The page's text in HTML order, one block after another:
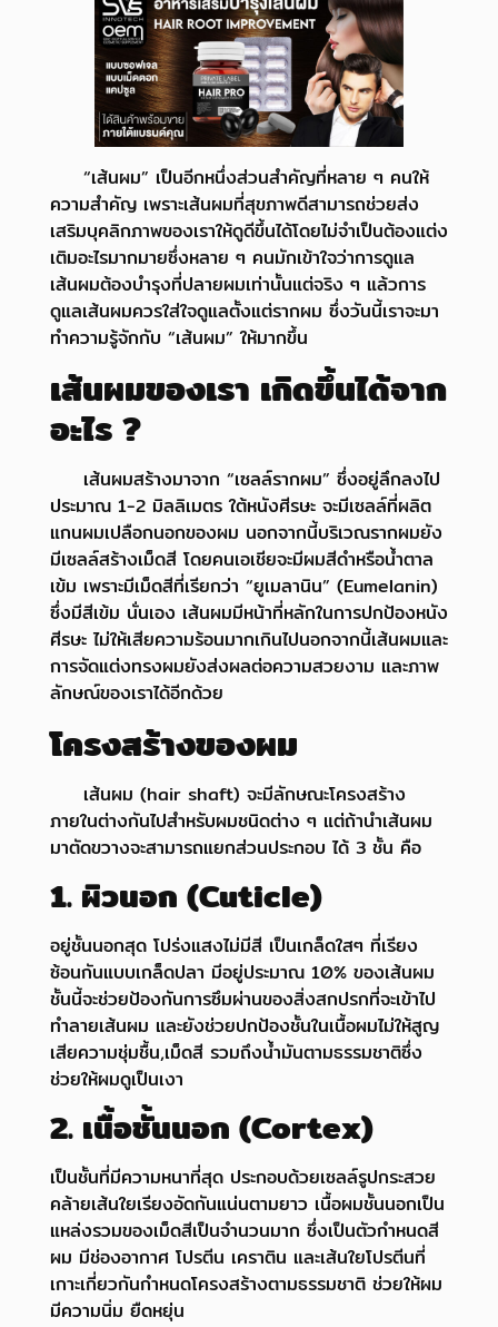
“เส้นผม” เป็นอีกหนึ่งส่วนสำคัญที่หลาย ๆ คนให้
ความสำคัญ เพราะเส้นผมที่สุขภาพดีสามารถช่วยส่ง
เสริมบุคลิกภาพของเราให้ดูดีขึ้นได้โดยไม่จำเป็นต้องแต่ง
เติมอะไรมากมายซึ่งหลาย ๆ คนมักเข้าใจว่าการดูแล
เส้นผมต้องบำรุงที่ปลายผมเท่านั้นแต่จริง ๆ แล้วการ
ดูแลเส้นผมควรใส่ใจดูแลตั้งแต่รากผม ซึ่งวันนี้เราจะมา
ทำความรู้จักกับ “เส้นผม” ให้มากขึ้น
เส้นผมของเรา เกิดขึ้นได้จาก
อะไร ?
เส้นผมสร้างมาจาก “เซลล์รากผม” ซึ่งอยู่ลึกลงไป
ประมาณ 1-2 มิลลิเมตร ใต้หนังศีรษะ จะมีเซลล์ที่ผลิต
แกนผมเปลือกนอกของผม นอกจากนี้บริเวณรากผมยัง
มีเซลล์สร้างเม็ดสี โดยคนเอเชียจะมีผมสีดำหรือน้ำตาล
เข้ม เพราะมีเม็ดสีที่เรียกว่า “ยูเมลานิน” (Eumelanin)
ซึ่งมีสีเข้ม นั่นเอง เส้นผมมีหน้าที่หลักในการปกป้องหนัง
ศีรษะ ไม่ให้เสียความร้อนมากเกินไปนอกจากนี้เส้นผมและ
การจัดแต่งทรงผมยังส่งผลต่อความสวยงาม และภาพ
ลักษณ์ของเราได้อีกด้วย
โครงสร้างของผม
เส้นผม (hair shaft) จะมีลักษณะโครงสร้าง
ภายในต่างกันไปสำหรับผมชนิดต่าง ๆ แต่ถ้านำเส้นผม
มาตัดขวางจะสามารถแยกส่วนประกอบ ได้ 3 ชั้น คือ
1. ผิวนอก (Cuticle)
อยู่ชั้นนอกสุด โปร่งแสงไม่มีสี เป็นเกล็ดใสๆ ที่เรียง
ซ้อนกันแบบเกล็ดปลา มีอยู่ประมาณ 10% ของเส้นผม
ชั้นนี้จะช่วยป้องกันการซึมผ่านของสิ่งสกปรกที่จะเข้าไป
ทำลายเส้นผม และยังช่วยปกป้องชั้นในเนื้อผมไม่ให้สูญ
เสียความชุ่มชื้น,เม็ดสี รวมถึงน้ำมันตามธรรมชาติซึ่ง
ช่วยให้ผมดูเป็นเงา
2. เนื้อชั้นนอก (Cortex)
เป็นชั้นที่มีความหนาที่สุด ประกอบด้วยเซลล์รูปกระสวย
คล้ายเส้นใยเรียงอัดกันแน่นตามยาว เนื้อผมชั้นนอกเป็น
แหล่งรวมของเม็ดสีเป็นจำนวนมาก ซึ่งเป็นตัวกำหนดสี
ผม มีช่องอากาศ โปรตีน เคราติน และเส้นใยโปรตีนที่
เกาะเกี่ยวกันกำหนดโครงสร้างตามธรรมชาติ ช่วยให้ผม
มีความนิ่ม ยืดหยุ่น